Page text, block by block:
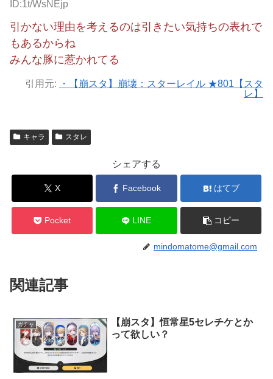
ID:1t/WsNEjp
引かない理由を考えるのは引きたい気持ちの表れで
もあるからね
みんな豚に惹かれてる
引用元:
・【崩スタ】崩壊：スターレイル ★801【スタ
レ】
キャラ スタレ
シェアする
X Facebook はてブ
Pocket LINE コピー
mindomatome@gmail.com
関連記事
ガチャ
【崩スタ】恒常星5セレチケとか
って欲しい？